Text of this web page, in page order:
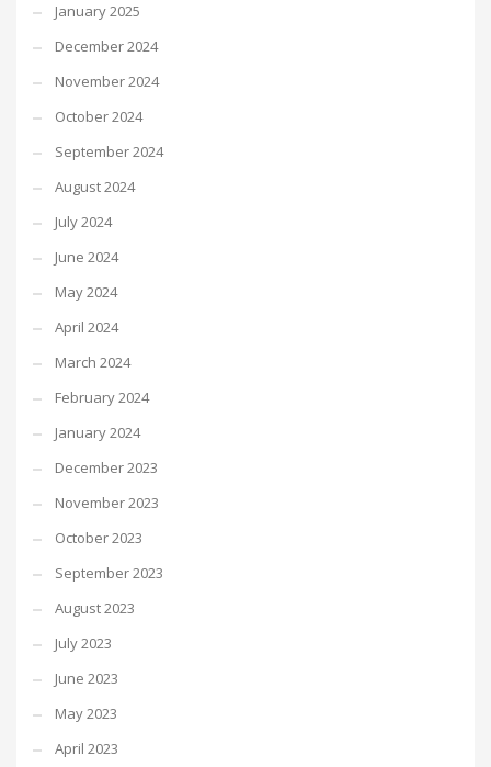
January 2025
December 2024
November 2024
October 2024
September 2024
August 2024
July 2024
June 2024
May 2024
April 2024
March 2024
February 2024
January 2024
December 2023
November 2023
October 2023
September 2023
August 2023
July 2023
June 2023
May 2023
April 2023